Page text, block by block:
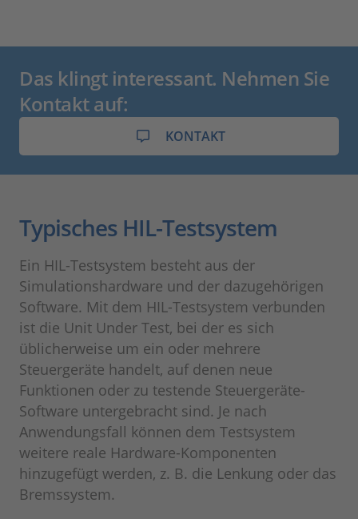
Das klingt interessant. Nehmen Sie
Kontakt auf:
KONTAKT
Typisches HIL-Testsystem
Ein HIL-Testsystem besteht aus der
Simulationshardware und der dazugehörigen
Software. Mit dem HIL-Testsystem verbunden
ist die Unit Under Test, bei der es sich
üblicherweise um ein oder mehrere
Steuergeräte handelt, auf denen neue
Funktionen oder zu testende Steuergeräte-
Software untergebracht sind. Je nach
Anwendungsfall können dem Testsystem
weitere reale Hardware-Komponenten
hinzugefügt werden, z. B. die Lenkung oder das
Bremssystem.